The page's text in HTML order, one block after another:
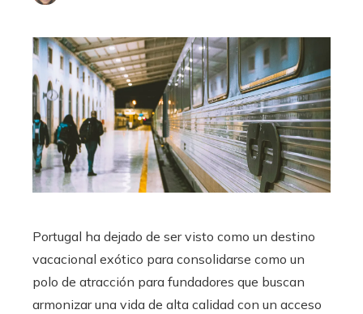
Portugal ha dejado de ser visto como un destino
vacacional exótico para consolidarse como un
polo de atracción para fundadores que buscan
armonizar una vida de alta calidad con un acceso